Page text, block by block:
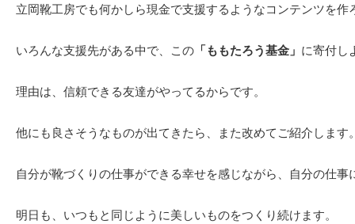
立岡靴工房でも何かしら現金で支援するようなコンテンツを作
いろんな支援先がある中で、この 「ももたろう基金」 に寄付し
理由は、信頼できる友達がやってるからです。
他にも良さそうなものが出てきたら、また改めてご紹介します
自分が靴づくりの仕事ができる幸せを感じながら、自分の仕事
明日も、いつもと同じように美しいものをつくり続けます。